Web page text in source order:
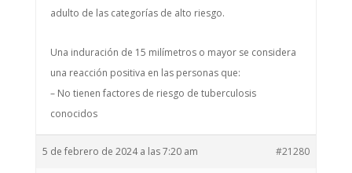
adulto de las categorías de alto riesgo.
Una induración de 15 milímetros o mayor se considera
una reacción positiva en las personas que:
– No tienen factores de riesgo de tuberculosis
conocidos
5 de febrero de 2024 a las 7:20 am #21280